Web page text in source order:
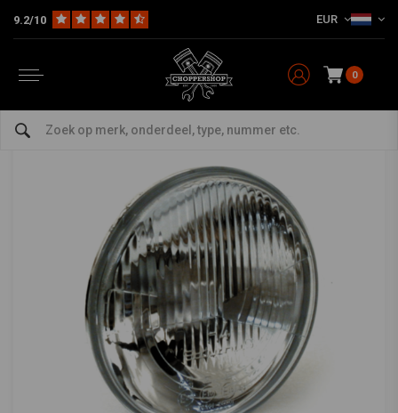
9.2/10 EUR
0
Multi-fit Verlichting 7 inch H-4 Koplamp Unit
7 inch H-4 Koplamp Unit